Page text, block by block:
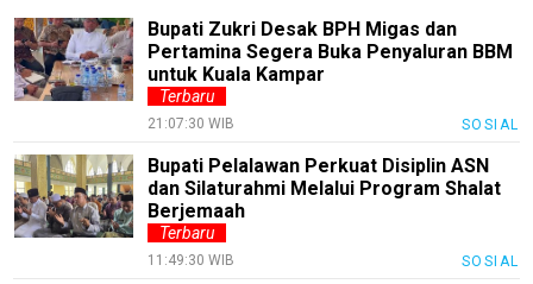
Bupati Zukri Desak BPH Migas dan
Pertamina Segera Buka Penyaluran BBM
untuk Kuala Kampar
Terbaru
21:07:30 WIB SOSIAL
Bupati Pelalawan Perkuat Disiplin ASN
dan Silaturahmi Melalui Program Shalat
Berjemaah
Terbaru
11:49:30 WIB SOSIAL
Tekno
Recipes
InfoKepri
KuansingTerkini